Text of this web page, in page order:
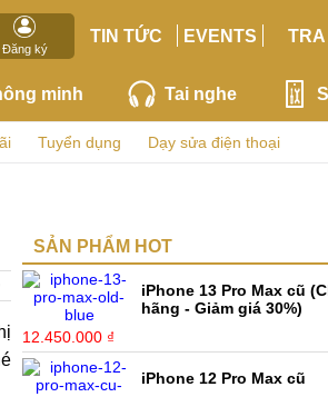
Đăng ký
TIN TỨC EVENTS TRA
minh Tai nghe
Tuyển dụng Dạy sửa điện thoại
SẢN PHẨM HOT
iPhone 13 Pro Max cũ
hãng - Giảm giá 30%)
12.450.000 ₫
iPhone 12 Pro Max cũ